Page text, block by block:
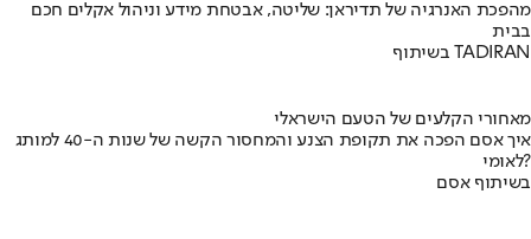
מהפכת האנרגיה של תדיראן: שליטה, אבטחת מידע וניהול אקלים חכם
בבית
בשיתוף TADIRAN
מאחורי הקלעים של הטעם הישראלי
איך אסם הפכה את תקופת הצנע והמחסור הקשה של שנות ה-40 למותג
לאומי?
בשיתוף אסם